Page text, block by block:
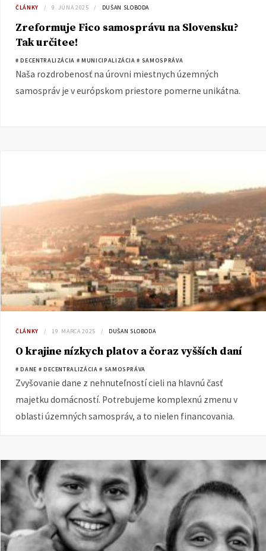
ČLÁNKY 9. JÚNA 2025 DUŠAN SLOBODA
Zreformuje Fico samosprávu na Slovensku?
Tak určitee!
# DECENTRALIZÁCIA # MUNICIPALIZÁCIA # SAMOSPRÁVA
Naša rozdrobenosť na úrovni miestnych územných
samospráv je v európskom priestore pomerne unikátna.
ČLÁNKY 19. MARCA 2025 DUŠAN SLOBODA
O krajine nízkych platov a čoraz vyšších daní
# DANE # DECENTRALIZÁCIA # SAMOSPRÁVA
Zvyšovanie dane z nehnuteľností cieli na hlavnú časť
majetku domácností. Potrebujeme komplexnú zmenu v
oblasti územných samospráv, a to nielen financovania.